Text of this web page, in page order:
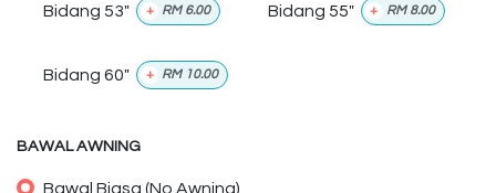
Bidang 53" + RM 6.00 Bidang 55" + RM 8.00
Bidang 60" + RM 10.00
BAWAL AWNING
Bawal Biasa (No Awning)